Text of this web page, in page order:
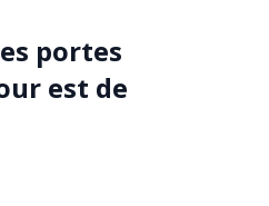
portes
est de